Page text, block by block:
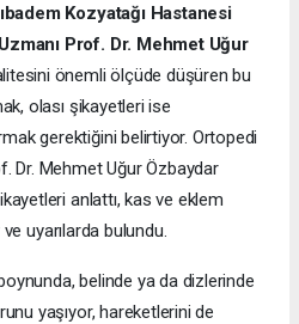
Kozyatağı Hastanesi
Prof. Dr. Mehmet Uğur
önemli ölçüde düşüren bu
olası şikayetleri ise
gerektiğini belirtiyor. Ortopedi
Dr. Mehmet Uğur Özbaydar
anlattı, kas ve eklem
uyarılarda bulundu.
belinde ya da dizlerinde
yaşıyor, hareketlerini de